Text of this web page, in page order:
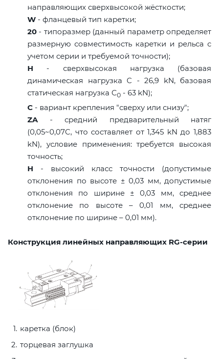
направляющих сверхвысокой жёсткости;
W - фланцевый тип каретки;
20 - типоразмер (данный параметр определяет
размерную совместимость каретки и рельса с
учетом серии и требуемой точности);
H - сверхвысокая нагрузка (базовая
динамическая нагрузка C - 26,9 kN, базовая
статическая нагрузка С0 - 63 kN);
C - вариант крепления "сверху или снизу";
ZA- средний предварительный натяг
(0,05~0,07C, что составляет от 1,345 kN до 1,883
kN), условие применения: требуется высокая
точность;
H - высокий класс точности (допустимые
отклонения по высоте ± 0,03 мм, допустимые
отклонения по ширине ± 0,03 мм, среднее
отклонение по высоте – 0,01 мм, среднее
отклонение по ширине – 0,01 мм).
Конструкция линейных направляющих RG-серии
каретка (блок)
торцевая заглушка